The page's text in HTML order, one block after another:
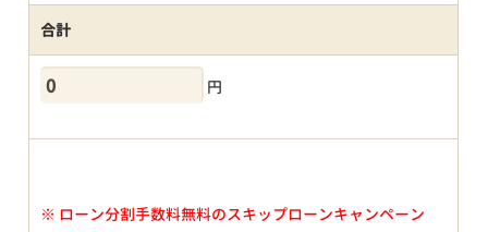
合計
円
※ ローン分割手数料無料のスキップローンキャンペーン